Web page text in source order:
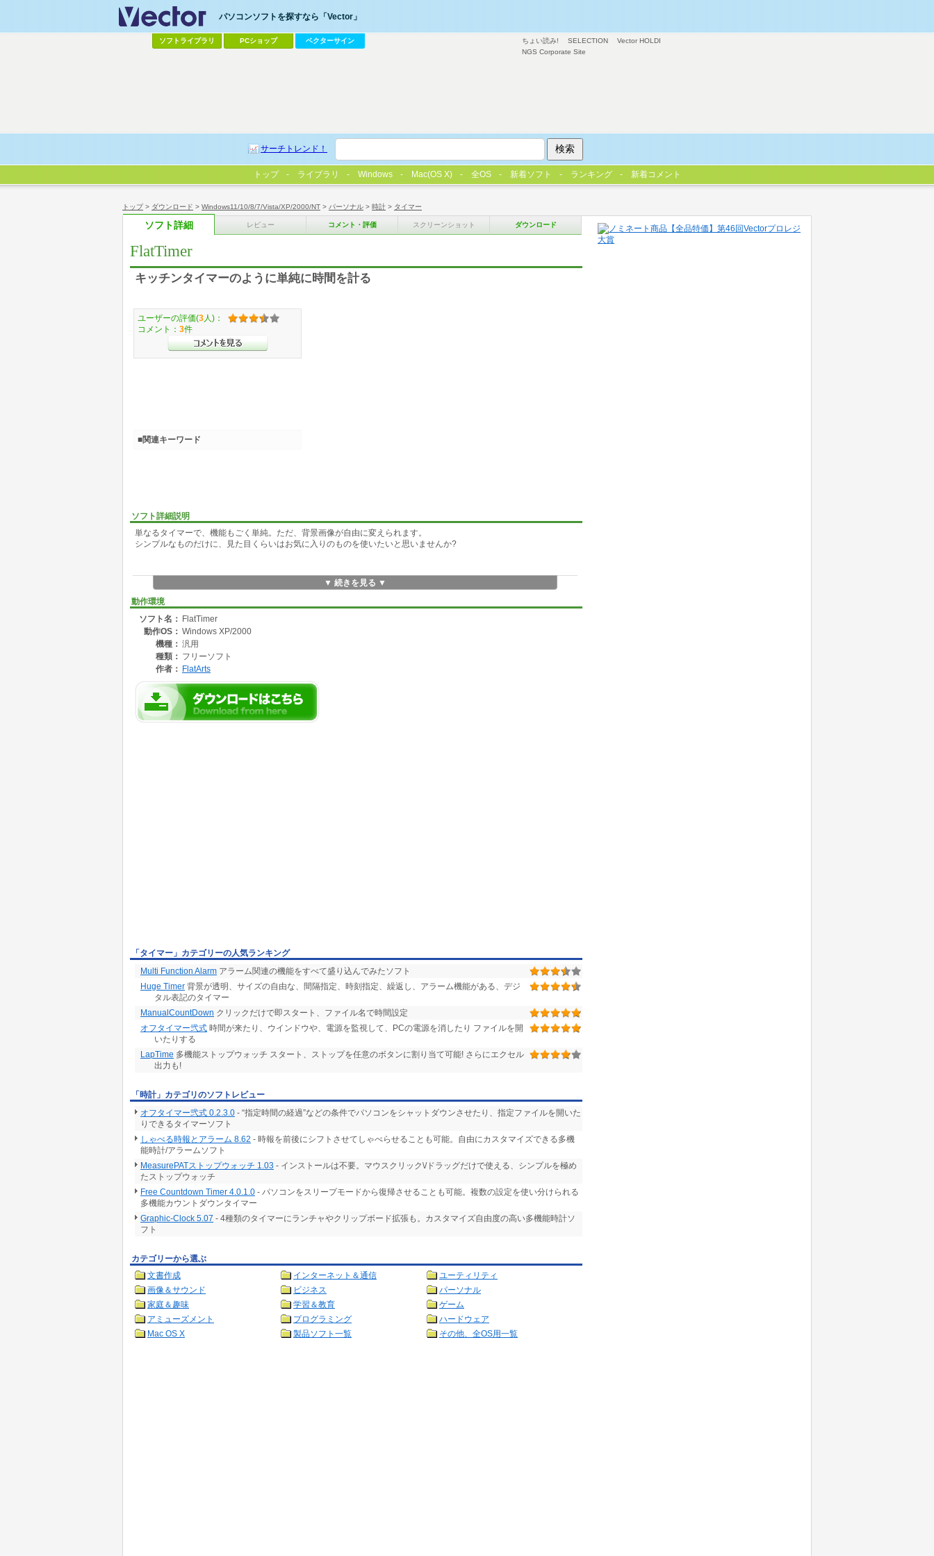
トップ> ダウンロード > Windows11/10/8/7/Vista/XP/2000/NT > パーソナル > 時計 > タイマー
ソフト詳細 レビュー コメント・評価 スクリーンショット ダウンロード
FlatTimer
キッチンタイマーのように単純に時間を計る
ソフト詳細説明
単なるタイマーで、機能もごく単純。ただ、背景画像が自由に変えられます。
シンプルなものだけに、見た目くらいはお気に入りのものを使いたいと思いませんか?
▼ 続きを見る ▼
動作環境
ソフト名： FlatTimer
動作OS： Windows XP/2000
機種： 汎用
種類： フリーソフト
作者： FlatArts
ユーザーの評価(3 人)：
コメント： 3件
■関連キーワード
「タイマー」カテゴリーの人気ランキング
Multi Function Alarm アラーム関連の機能をすべて盛り込んでみたソフト
Huge Timer 背景が透明、サイズの自由な、間隔指定、時刻指定、繰返し、アラーム機能がある、デジ
タル表記のタイマー
ManualCountDown クリックだけで即スタート、ファイル名で時間設定
オフタイマー弐式 時間が来たり、ウインドウや、電源を監視して、PCの電源を消したり ファイルを開
いたりする
LapTime 多機能ストップウォッチ スタート、ストップを任意のボタンに割り当て可能! さらにエクセル
出力も!
「時計」カテゴリのソフトレビュー
オフタイマー弐式 0.2.3.0 - “指定時間の経過”などの条件でパソコンをシャットダウンさせたり、指定ファイルを開いた
りできるタイマーソフト
しゃべる時報とアラーム 8.62 - 時報を前後にシフトさせてしゃべらせることも可能。自由にカスタマイズできる多機
能時計/アラームソフト
MeasurePATストップウォッチ 1.03 - インストールは不要。マウスクリック\/ドラッグだけで使える、シンプルを極め
たストップウォッチ
Free Countdown Timer 4.0.1.0 - パソコンをスリープモードから復帰させることも可能。複数の設定を使い分けられる
多機能カウントダウンタイマー
Graphic-Clock 5.07 - 4種類のタイマーにランチャやクリップボード拡張も。カスタマイズ自由度の高い多機能時計ソ
フト
カテゴリーから選ぶ
文書作成
インターネット＆通信
ユーティリティ
画像＆サウンド
ビジネス
パーソナル
家庭＆趣味
学習＆教育
ゲーム
アミューズメント
プログラミング
ハードウェア
Mac OS X
製品ソフト一覧 その他、全OS用一覧
ちょい読み! SELECTION
Vector HOLDI
NGS Corporate Site
パソコンソフトを探すなら「Vector」
ソフトライブラリ PCショップ ベクターサイン
サーチトレンド！
トップ ライブラリ Windows Mac(OS X) 全OS 新着ソフト ランキング 新着コメント